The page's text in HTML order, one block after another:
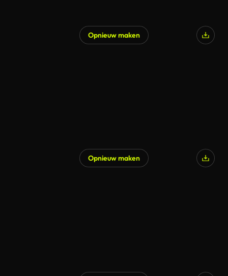
Opnieuw maken
Opnieuw maken